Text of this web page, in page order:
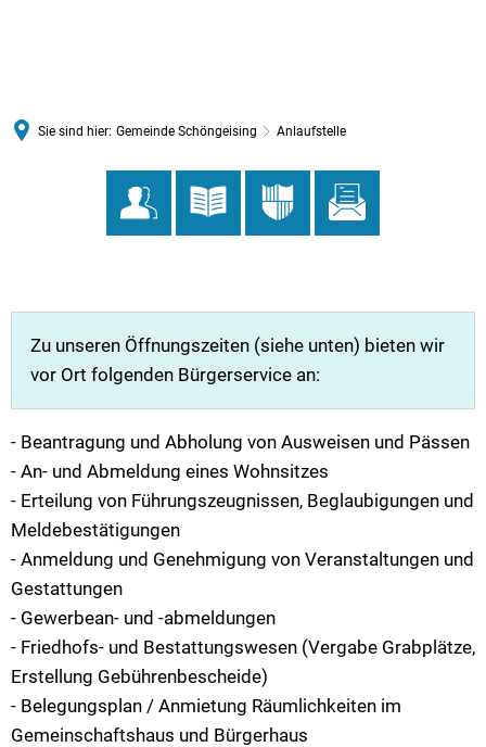
Sie sind hier: Gemeinde Schöngeising Anlaufstelle
Anlaufstelle
Zu unseren Öffnungszeiten (siehe unten) bieten wir
vor Ort folgenden Bürgerservice an:
- Beantragung und Abholung von Ausweisen und Pässen
- An- und Abmeldung eines Wohnsitzes
- Erteilung von Führungszeugnissen, Beglaubigungen und
Meldebestätigungen
- Anmeldung und Genehmigung von Veranstaltungen und
Gestattungen
- Gewerbean- und -abmeldungen
- Friedhofs- und Bestattungswesen (Vergabe Grabplätze,
Erstellung Gebührenbescheide)
- Belegungsplan / Anmietung Räumlichkeiten im
Gemeinschaftshaus und Bürgerhaus